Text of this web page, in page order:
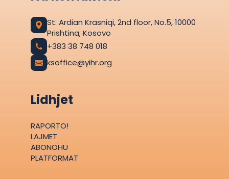
St. Ardian Krasniqi, 2nd floor, No.5, 10000
Prishtina, Kosovo
+383 38 748 018
ksoffice@yihr.org
Lidhjet
RAPORTO!
LAJMET
ABONOHU
PLATFORMAT